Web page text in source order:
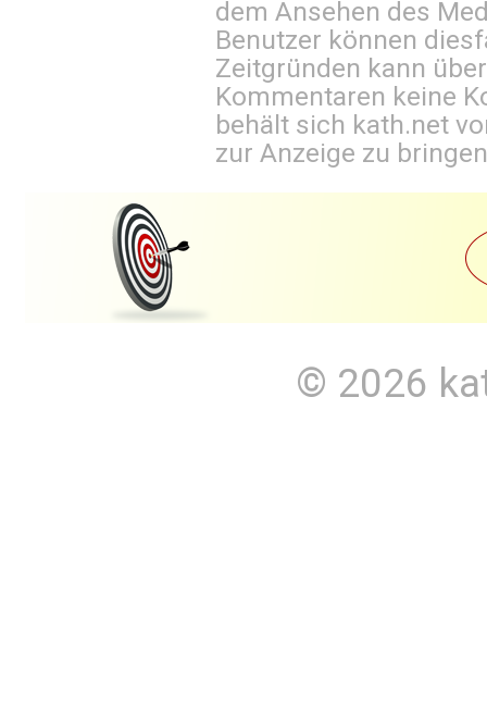
dem Ansehen des
Benutzer können
Zeitgründen kann
Kommentaren keine
behält sich kath.net
zur Anzeige zu
© 2026